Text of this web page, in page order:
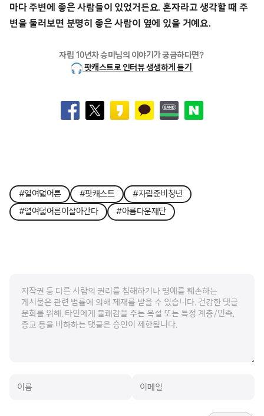
마다 주변에 좋은 사람들이 있었거든요. 혼자라고 생각할 때 주
변을 둘러보면 분명히 좋은 사람이 옆에 있을 거예요.
자립 10년차 승미님의 이야기가 궁금하다면?
팟캐스트로 인터뷰 생생하게 듣기
#열여덟어른 #팟캐스트
#자립준비청년
#열여덟어른이살아간다
#아름다운재단